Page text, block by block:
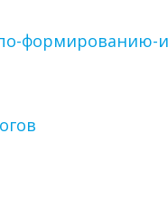
формированию-